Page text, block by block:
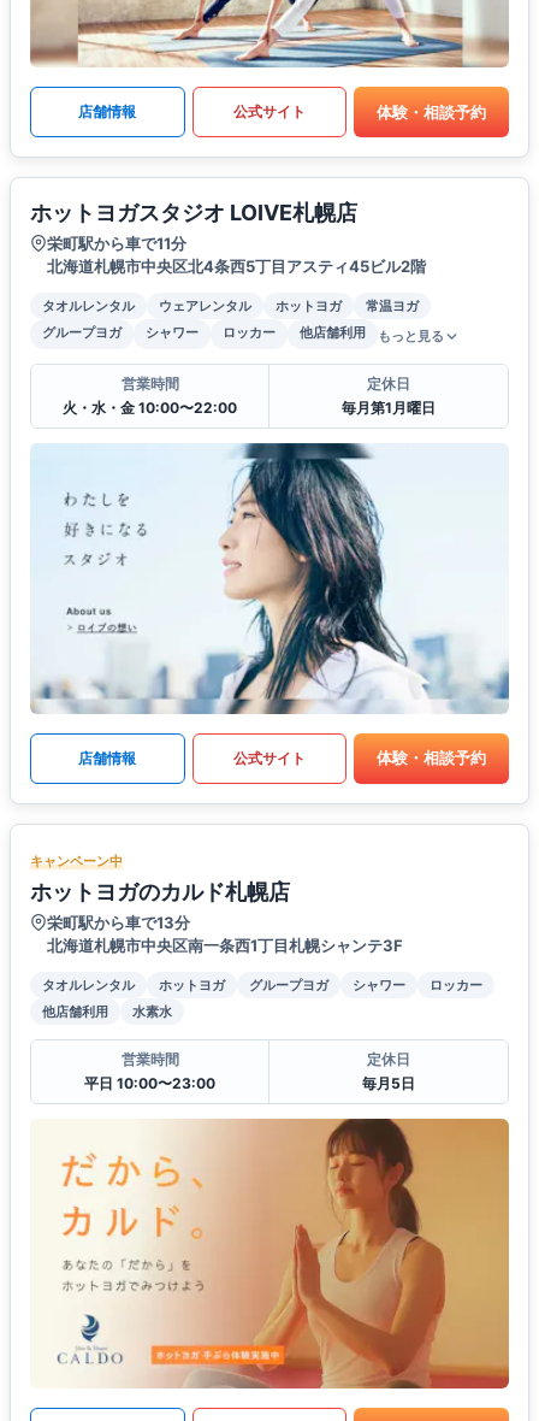
店舗情報 公式サイト 体験・相談予約
ホットヨガスタジオ LOIVE札幌店
栄町駅から車で11分
北海道札幌市中央区北4条西5丁目アスティ45ビル2階
タオルレンタル ウェアレンタル ホットヨガ
常温ヨガ
グループヨガ
シャワー ロッカー 他店舗利用 もっと見る
営業時間
火・水・金 10:00〜22:00
定休日
毎月第1月曜日
店舗情報 公式サイト 体験・相談予約
キャンペーン中
ホットヨガのカルド札幌店
栄町駅から車で13分
北海道札幌市中央区南一条西1丁目札幌シャンテ3F
タオルレンタル ホットヨガ グループヨガ シャワー
ロッカー
他店舗利用
水素水
営業時間
平日 10:00〜23:00
定休日
毎月5日